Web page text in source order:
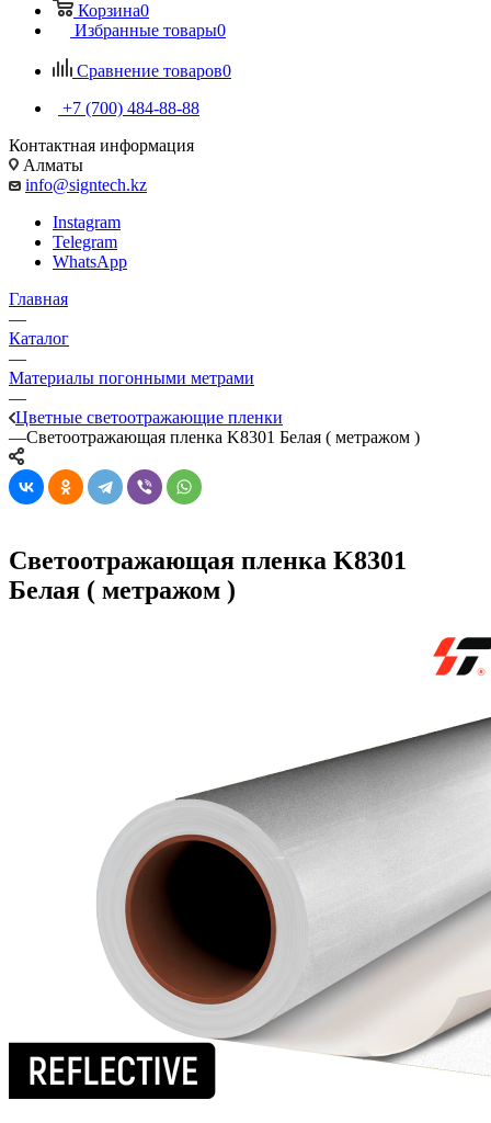
Корзина0
Избранные товары0
Сравнение товаров0
+7 (700) 484-88-88
Контактная информация
Алматы
info@signtech.kz
Instagram
Telegram
WhatsApp
Главная
—
Каталог
—
Материалы погонными метрами
—
Цветные светоотражающие пленки
—Светоотражающая пленка K8301 Белая ( метражом )
Светоотражающая пленка K8301
Белая ( метражом )